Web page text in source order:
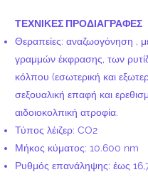
ΤΕΧΝΙΚΕΣ ΠΡΟΔΙΑΓΡΑΦΕΣ
Θεραπείες: αναζωογόνηση ,
γραμμών έκφρασης, των
κόλπου (εσωτερική και
σεξουαλική επαφή και
αιδοιοκολπική ατροφία.
Τύπος λέιζερ: CO2
Μήκος κύματος: 10.600 nm
Ρυθμός επανάληψης: έως